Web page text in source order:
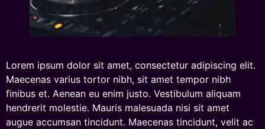
Lorem ipsum dolor sit amet, consectetur adipiscing elit.
Maecenas varius tortor nibh, sit amet tempor nibh
finibus et. Aenean eu enim justo. Vestibulum aliquam
hendrerit molestie. Mauris malesuada nisi sit amet
augue accumsan tincidunt. Maecenas tincidunt, velit ac